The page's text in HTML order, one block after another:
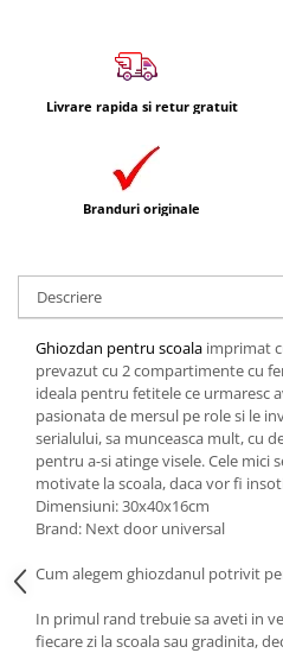
Livrare rapida si retur gratuit
Branduri originale
Descriere
Ghiozdan pentru scoala imprimat
prevazut cu 2 compartimente cu
ideala pentru fetitele ce urmaresc
pasionata de mersul pe role si le
serialului, sa munceasca mult, cu
pentru a-si atinge visele. Cele mici
motivate la scoala, daca vor fi
Dimensiuni: 30x40x16cm
Brand: Next door universal
Cum alegem ghiozdanul potrivit
In primul rand trebuie sa aveti in
fiecare zi la scoala sau gradinita,